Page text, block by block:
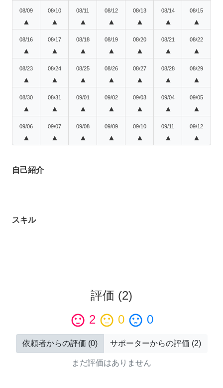
08/09
▲
08/10
▲
08/11
▲
08/12
▲
08/13
▲
08/14
▲
08/15
▲
08/16
▲
08/17
▲
08/18
▲
08/19
▲
08/20
▲
08/21
▲
08/22
▲
08/23
▲
08/24
▲
08/25
▲
08/26
▲
08/27
▲
08/28
▲
08/29
▲
08/30
▲
08/31
▲
09/01
▲
09/02
▲
09/03
▲
09/04
▲
09/05
▲
09/06
▲
09/07
▲
09/08
▲
09/09
▲
09/10
▲
09/11
▲
09/12
▲
自己紹介
スキル
評価 (2)
sentiment_satisfied 2 sentiment_neutral 0 sentiment_dissatisfied 0
依頼者からの評価 (0) サポーターからの評価 (2)
まだ評価はありません